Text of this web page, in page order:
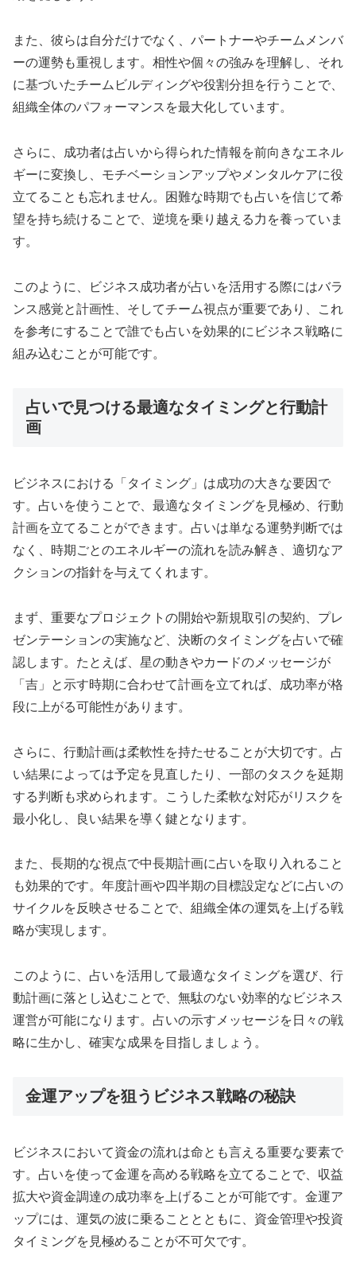
また、彼らは自分だけでなく、パートナーやチームメンバ
ーの運勢も重視します。相性や個々の強みを理解し、それ
に基づいたチームビルディングや役割分担を行うことで、
組織全体のパフォーマンスを最大化しています。
さらに、成功者は占いから得られた情報を前向きなエネル
ギーに変換し、モチベーションアップやメンタルケアに役
立てることも忘れません。困難な時期でも占いを信じて希
望を持ち続けることで、逆境を乗り越える力を養っていま
す。
このように、ビジネス成功者が占いを活用する際にはバラ
ンス感覚と計画性、そしてチーム視点が重要であり、これ
を参考にすることで誰でも占いを効果的にビジネス戦略に
組み込むことが可能です。
占いで見つける最適なタイミングと行動計
画
ビジネスにおける「タイミング」は成功の大きな要因で
す。占いを使うことで、最適なタイミングを見極め、行動
計画を立てることができます。占いは単なる運勢判断では
なく、時期ごとのエネルギーの流れを読み解き、適切なア
クションの指針を与えてくれます。
まず、重要なプロジェクトの開始や新規取引の契約、プレ
ゼンテーションの実施など、決断のタイミングを占いで確
認します。たとえば、星の動きやカードのメッセージが
「吉」と示す時期に合わせて計画を立てれば、成功率が格
段に上がる可能性があります。
さらに、行動計画は柔軟性を持たせることが大切です。占
い結果によっては予定を見直したり、一部のタスクを延期
する判断も求められます。こうした柔軟な対応がリスクを
最小化し、良い結果を導く鍵となります。
また、長期的な視点で中長期計画に占いを取り入れること
も効果的です。年度計画や四半期の目標設定などに占いの
サイクルを反映させることで、組織全体の運気を上げる戦
略が実現します。
このように、占いを活用して最適なタイミングを選び、行
動計画に落とし込むことで、無駄のない効率的なビジネス
運営が可能になります。占いの示すメッセージを日々の戦
略に生かし、確実な成果を目指しましょう。
金運アップを狙うビジネス戦略の秘訣
ビジネスにおいて資金の流れは命とも言える重要な要素で
す。占いを使って金運を高める戦略を立てることで、収益
拡大や資金調達の成功率を上げることが可能です。金運ア
ップには、運気の波に乗ることとともに、資金管理や投資
タイミングを見極めることが不可欠です。